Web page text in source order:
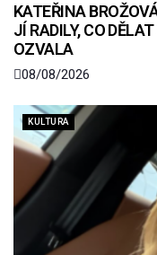
KATEŘINA
JÍ RADILY, CO
OZVALA
08/08/2026
KULTURA